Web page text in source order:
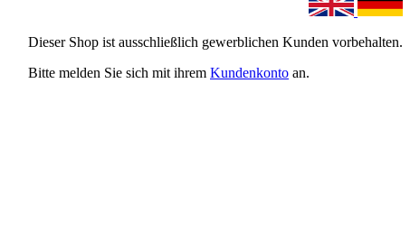
Dieser Shop ist ausschließlich gewerblichen Kunden vorbehalten.
Bitte melden Sie sich mit ihrem Kundenkonto an.